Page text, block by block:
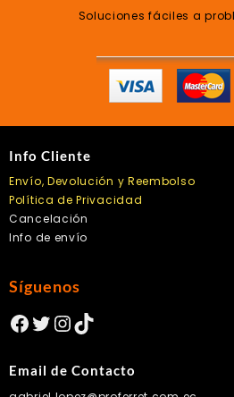
Soluciones fáciles a
Info Cliente
Envío, Devolución y Reembolso
Política de Privacidad
Cancelación
Info de envío
Síguenos
Facebook
Twitter
Instagram
TikTok
Email de Contacto